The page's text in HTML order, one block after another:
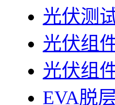
光伏测
光伏组
光伏组
EVA脱